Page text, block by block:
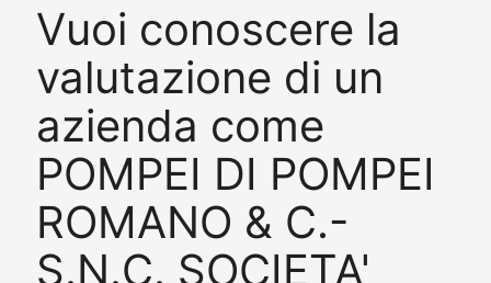
Vuoi conoscere la
valutazione di un
azienda come
POMPEI DI POMPEI
ROMANO & C.-
S.N.C. SOCIETA'